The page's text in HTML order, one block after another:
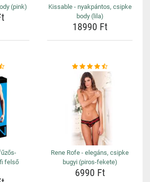
(pink)
Kissable - nyakpántos, csipke
body (lila)
18990 Ft
felső
Rene Rofe - elegáns, csipke
bugyi (piros-fekete)
6990 Ft